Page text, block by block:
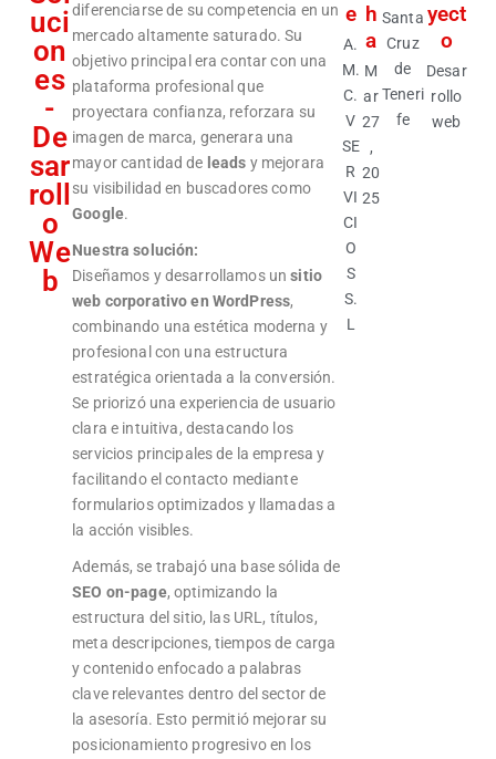
uci
on
es
-
De
sar
roll
o
We
b
diferenciarse de su competencia en un
mercado altamente saturado. Su
objetivo principal era contar con una
plataforma profesional que
proyectara confianza, reforzara su
imagen de marca, generara una
mayor cantidad de leads y mejorara
su visibilidad en buscadores como
Google.
Nuestra solución:
Diseñamos y desarrollamos unsitio
web corporativo en WordPress,
combinando una estética moderna y
profesional con una estructura
estratégica orientada a la conversión.
Se priorizó una experiencia de usuario
clara e intuitiva, destacando los
servicios principales de la empresa y
facilitando el contacto mediante
formularios optimizados y llamadas a
la acción visibles.
Además, se trabajó una base sólida de
SEO on-page, optimizando la
estructura del sitio, las URL, títulos,
meta descripciones, tiempos de carga
y contenido enfocado a palabras
clave relevantes dentro del sector de
la asesoría. Esto permitió mejorar su
posicionamiento progresivo en los
e
A.
M.
C.
V
SE
R
VI
CI
O
S
S.
L
h
a
M
ar
27
,
20
25
Santa
Cruz
de
Teneri
fe
yect
o
Desar
rollo
web